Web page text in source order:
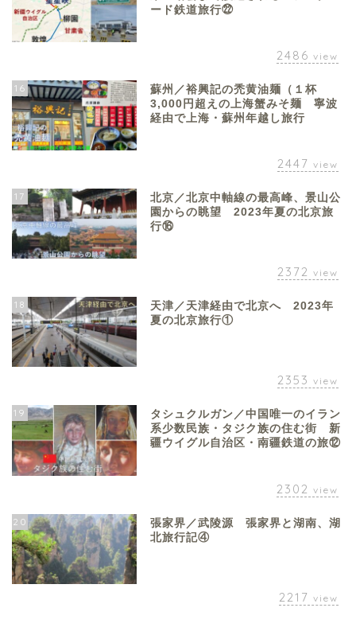
ード鉄道旅行㉒
2486 view
16
蘇州／裕興記の禿黄油麺（１杯
3,000円超えの上海蟹みそ麺 寧波
経由で上海・蘇州年越し旅行
2447 view
17
北京／北京中軸線の最高峰、景山公
園からの眺望 2023年夏の北京旅
行⑯
2372 view
18
天津／天津経由で北京へ 2023年
夏の北京旅行①
2353 view
19
タシュクルガン／中国唯一のイラン
系少数民族・タジク族の住む街 新
疆ウイグル自治区・南疆鉄道の旅⑫
2302 view
20
張家界／武陵源 張家界と湖南、湖
北旅行記④
2217 view